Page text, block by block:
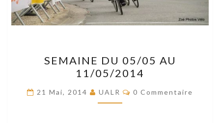
DU
05/05
AU
11/05/2014
SEMAINE DU 05/05 AU
11/05/2014
21 Mai, 2014 UALR Commentaires
0 Commentaire